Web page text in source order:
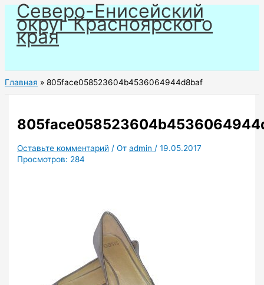
Перейти
содержимому
Северо-Енисейский
округ Красноярского
края
Главная 805face058523604b4536064944d8baf
Оставьте комментарий / Отadmin /19.05.2017
Просмотров: 284